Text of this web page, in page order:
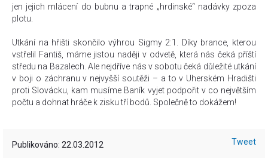
jen jejich mlácení do bubnu a trapné „hrdinské“ nadávky zpoza
plotu.
Utkání na hřišti skončilo výhrou Sigmy 2:1. Díky brance, kterou
vstřelil Fantiš, máme jistou naději v odvetě, která nás čeká příští
středu na Bazalech. Ale nejdříve nás v sobotu čeká důležité utkání
v boji o záchranu v nejvyšší soutěži – a to v Uherském Hradišti
proti Slovácku, kam musíme Baník vyjet podpořit v co největším
počtu a dohnat hráče k zisku tří bodů. Společně to dokážem!
Publikováno: 22.03.2012 Tweet